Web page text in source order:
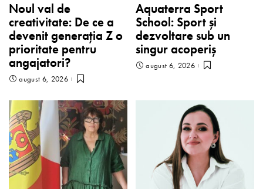
Noul val de
creativitate: De ce a
devenit generația Z o
prioritate pentru
angajatori?
august 6, 2026
Aquaterra Sport
School: Sport și
dezvoltare sub un
singur acoperiș
august 6, 2026